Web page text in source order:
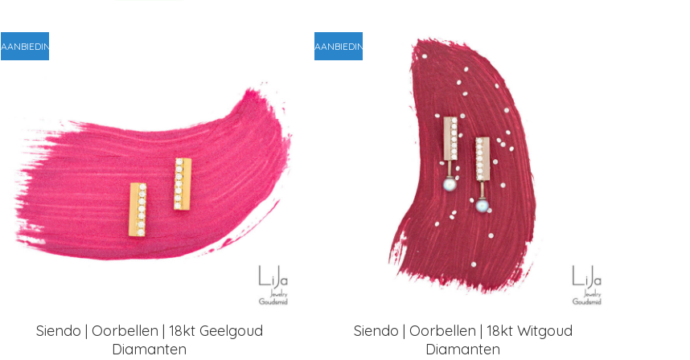
AANBIEDING!
Siendo | Oorbellen | 18kt Geelgoud
Diamanten
AANBIEDING!
Siendo | Oorbellen | 18kt Witgoud
Diamanten